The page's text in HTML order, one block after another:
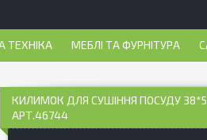
ТЕХНІКА МЕБЛІ ТА ФУРНІТУРА
КИЛИМОК ДЛЯ СУШІННЯ ПОСУДУ
АРТ.46744